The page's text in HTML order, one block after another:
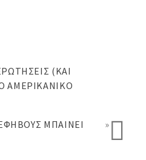
(ΚΑΙ
ΑΜΕΡΙΚΆΝΙΚΟ
ΜΠΑΊΝΕΙ
»